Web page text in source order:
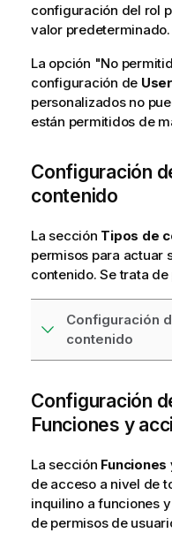
configuración del rol
valor predeterminado.
La opción "No
configuración de
personalizados no
están permitidos de
Configuración
contenido
La sección Tipos de
permisos para actuar
contenido. Se trata
Configuración
contenido
Configuración
Funciones y
La sección
de acceso a nivel de
inquilino a funciones
de permisos de